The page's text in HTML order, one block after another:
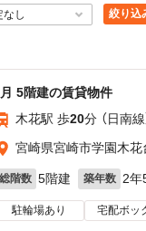
絞り込
5階建の賃貸物件
木花駅 歩20分 （日南線
宮崎県宮崎市学園木花
総階数 5階建 築年数 2年
駐輪場あり 宅配ボッ